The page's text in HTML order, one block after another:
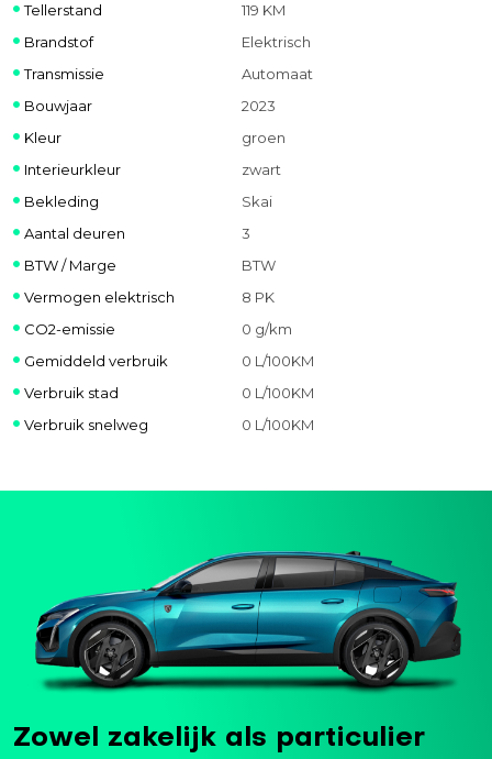
Tellerstand
119 KM
Brandstof
Elektrisch
Transmissie
Automaat
Bouwjaar
2023
Kleur
groen
Interieurkleur
zwart
Bekleding
Skai
Aantal deuren
3
BTW / Marge
BTW
Vermogen elektrisch
8 PK
CO2-emissie
0 g/km
Gemiddeld verbruik
0 L/100KM
Verbruik stad
0 L/100KM
Verbruik snelweg
0 L/100KM
Zowel zakelijk als particulier